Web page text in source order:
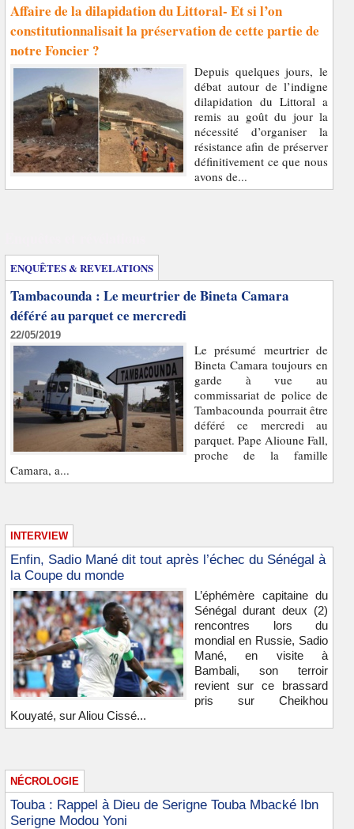
Affaire de la dilapidation du Littoral- Et si l’on
constitutionnalisait la préservation de cette partie de
notre Foncier ?
Depuis quelques jours, le
débat autour de l’indigne
dilapidation du Littoral a
remis au goût du jour la
nécessité d’organiser la
résistance afin de préserver
définitivement ce que nous
avons de...
ENQUÊTES & REVELATIONS
Tambacounda : Le meurtrier de Bineta Camara
déféré au parquet ce mercredi
22/05/2019
Le présumé meurtrier de
Bineta Camara toujours en
garde à vue au
commissariat de police de
Tambacounda pourrait être
déféré ce mercredi au
parquet. Pape Alioune Fall,
proche de la famille
Camara, a...
INTERVIEW
Enfin, Sadio Mané dit tout après l’échec du Sénégal à
la Coupe du monde
L’éphémère capitaine du
Sénégal durant deux (2)
rencontres lors du
mondial en Russie, Sadio
Mané, en visite à
Bambali, son terroir
revient sur ce brassard
pris sur Cheikhou
Kouyaté, sur Aliou Cissé...
NÉCROLOGIE
Touba : Rappel à Dieu de Serigne Touba Mbacké Ibn
Serigne Modou Yoni